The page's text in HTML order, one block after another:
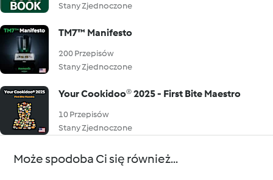
Stany Zjednoczone
TM7™ Manifesto
200 Przepisów
Stany Zjednoczone
Your Cookidoo® 2025 - First Bite Maestro
10 Przepisów
Stany Zjednoczone
Może spodoba Ci się również...